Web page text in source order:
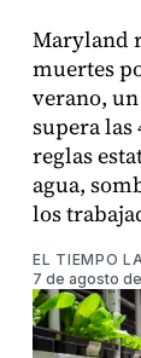
Maryland
muertes
verano,
supera las
reglas
agua,
los
EL TIEMPO
7 de agosto